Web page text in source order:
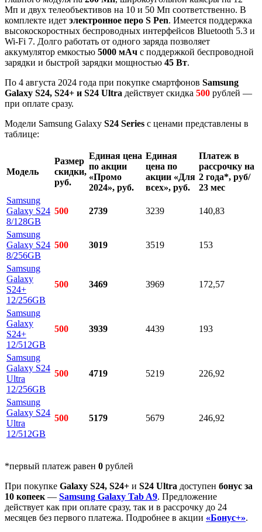
Мп и двух телеобъективов на 10 и 50 Мп соответственно. В
комплекте идет электронное перо S Pen. Имеется поддержка
высокоскоростных беспроводных интерфейсов Bluetooth 5.3 и
Wi-Fi 7. Долго работать от одного заряда позволяет
аккумулятор емкостью 5000 мАч с поддержкой беспроводной
зарядки и быстрой зарядки мощностью 45 Вт.
По 4 августа 2024 года при покупке смартфонов Samsung
Galaxy S24, S24+ и S24 Ultra действует скидка 500 рублей —
при оплате сразу.
Модели Samsung Galaxy S24 Series с ценами представлены в
таблице:
Модель
Размер
скидки,
руб.
Единая цена
по акции
«Промо
2024», руб.
Единая
цена по
акции «Для
всех», руб.
Платеж в
рассрочку на
2 года*, руб/
23 мес
Samsung
Galaxy S24
8/128GB
500 2739 3239 140,83
Samsung
Galaxy S24
8/256GB
500 3019 3519 153
Samsung
Galaxy
S24+
12/256GB
500 3469 3969 172,57
Samsung
Galaxy
S24+
12/512GB
500 3939 4439 193
Samsung
Galaxy S24
Ultra
12/256GB
500 4719 5219 226,92
Samsung
Galaxy S24
Ultra
12/512GB
500 5179 5679 246,92
*первый платеж равен 0 рублей
При покупке Galaxy S24, S24+ и S24 Ultra доступен бонус за
10 копеек— Samsung Galaxy Tab A9. Предложение
действует как при оплате сразу, так и в рассрочку до 24
месяцев без первого платежа. Подробнее в акции «Бонус+».